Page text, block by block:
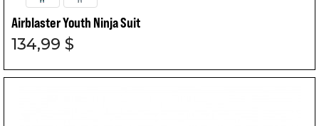
Airblaster Youth Ninja Suit
134,99 $